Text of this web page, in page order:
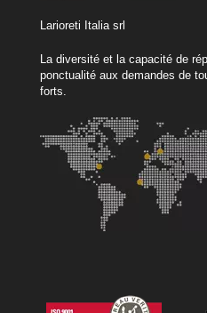
Larioreti Italia srl
La diversité et la capacité de
ponctualité aux demandes de
forts.